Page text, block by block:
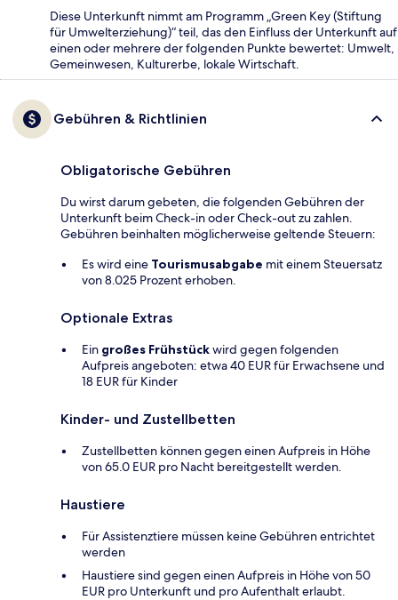
Diese Unterkunft nimmt am Programm „Green Key (Stiftung
für Umwelterziehung)“ teil, das den Einfluss der Unterkunft auf
einen oder mehrere der folgenden Punkte bewertet: Umwelt,
Gemeinwesen, Kulturerbe, lokale Wirtschaft.
Gebühren & Richtlinien
Obligatorische Gebühren
Du wirst darum gebeten, die folgenden Gebühren der
Unterkunft beim Check-in oder Check-out zu zahlen.
Gebühren beinhalten möglicherweise geltende Steuern:
Es wird eine Tourismusabgabe mit einem Steuersatz
von 8.025 Prozent erhoben.
Optionale Extras
Ein großes Frühstückwird gegen folgenden
Aufpreis angeboten: etwa 40 EUR für Erwachsene und
18 EUR für Kinder
Kinder- und Zustellbetten
Zustellbetten können gegen einen Aufpreis in Höhe
von 65.0 EUR pro Nacht bereitgestellt werden.
Haustiere
Für Assistenztiere müssen keine Gebühren entrichtet
werden
Haustiere sind gegen einen Aufpreis in Höhe von 50
EUR pro Unterkunft und pro Aufenthalt erlaubt.